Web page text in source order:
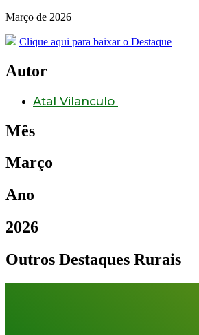
Março de 2026
Clique aqui para baixar o Destaque
Autor
Atal Vilanculo
Mês
Março
Ano
2026
Outros Destaques Rurais